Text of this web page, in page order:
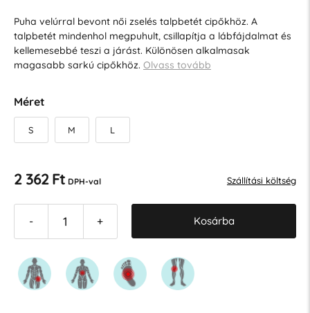
Puha velúrral bevont női zselés talpbetét cipőkhöz. A
talpbetét mindenhol megpuhult, csillapítja a lábfájdalmat és
kellemesebbé teszi a járást. Különösen alkalmasak
magasabb sarkú cipőkhöz. Olvass tovább
Méret
S M L
2 362 Ft DPH-val Szállítási költség
- + Kosárba